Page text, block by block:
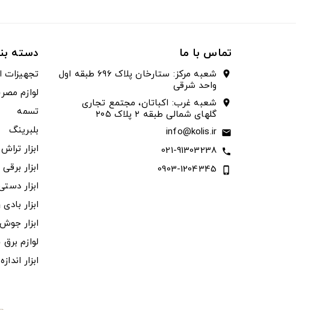
تماس با ما
location_on
شعبه مرکز: ستارخان پلاک ۶۹۶ طبقه اول
واحد شرقی
location_on
شعبه غرب: اکباتان، مجتمع تجاری
گلهای شمالی طبقه ۲ پلاک ۲۰۵
email
info@kolis.ir
call
021-91303238
phone_iphone
0903-1204345
دسته
تجهیزات
لوازم
تسمه
بلبرینگ
ابزار تراش
ابزار
ابزار
ابزار
ابزار
لوازم
ابزار